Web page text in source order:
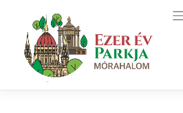
content